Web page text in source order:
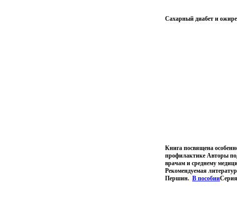
Сахарный диабет и
Книга посвящена
профилактике Авторы
врачам и среднему
Рекомендуемая
Першин. В пособии